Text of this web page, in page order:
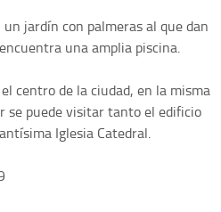
jardín con palmeras al que dan
una amplia piscina.
centro de la ciudad, en la misma
se puede visitar tanto el edificio
Iglesia Catedral.